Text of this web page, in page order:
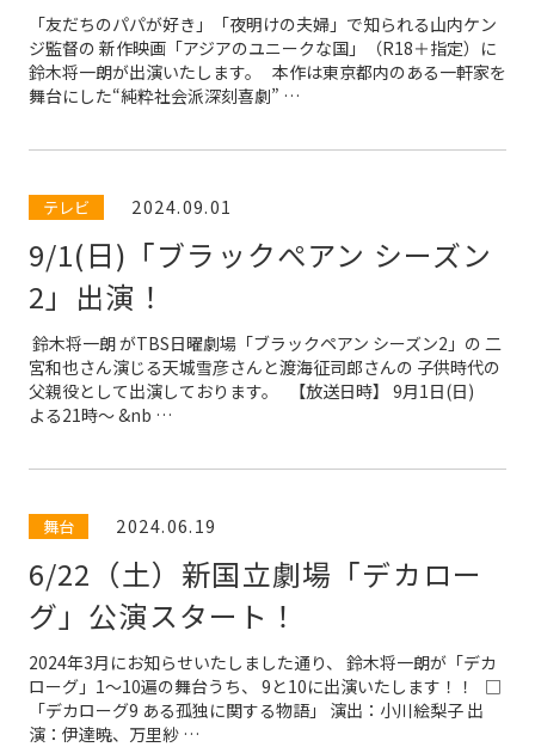
「友だちのパパが好き」「夜明けの夫婦」で知られる山内ケン
ジ監督の 新作映画「アジアのユニークな国」（R18＋指定）に
鈴木将一朗が出演いたします。 本作は東京都内のある一軒家を
舞台にした“純粋社会派深刻喜劇” …
テレビ 2024.09.01
9/1(日)「ブラックぺアン シーズン
2」出演！
鈴木将一朗 がTBS日曜劇場「ブラックペアン シーズン2」の 二
宮和也さん演じる天城雪彦さんと渡海征司郎さんの 子供時代の
父親役として出演しております。 【放送日時】 9月1日(日)
よる21時〜 &nb …
舞台 2024.06.19
6/22（土）新国立劇場「デカロー
グ」公演スタート！
2024年3月にお知らせいたしました通り、 鈴木将一朗が「デカ
ローグ」1〜10遍の舞台うち、 9と10に出演いたします！！ □
「デカローグ9 ある孤独に関する物語」 演出：小川絵梨子 出
演：伊達暁、万里紗 …